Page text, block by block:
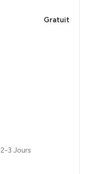
Gratuit
2-3 Jours